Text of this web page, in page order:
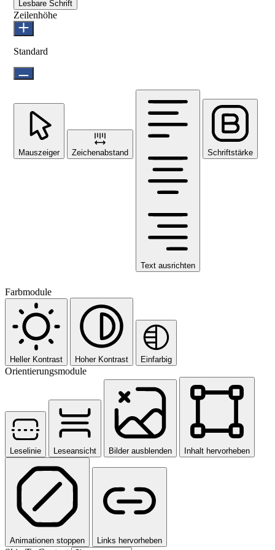
Lesbare Schrift
Zeilenhöhe
Standard
Mauszeiger Zeichenabstand
Text ausrichten
Schriftstärke
Farbmodule
Heller Kontrast Hoher Kontrast Einfarbig
Orientierungsmodule
Leselinie Leseansicht Bilder ausblenden Inhalt hervorheben
Animationen stoppen Links hervorheben